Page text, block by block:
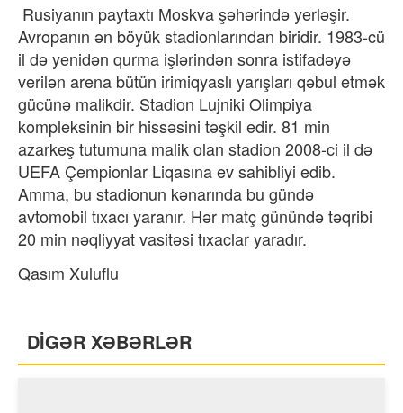
​ Rusiyanın paytaxtı Moskva şəhərində yerləşir.
Avropanın ən böyük stadionlarından biridir. 1983-cü
il də yenidən qurma işlərindən sonra istifadəyə
verilən arena bütün irimiqyaslı yarışları qəbul etmək
gücünə malikdir. Stadion Lujniki Olimpiya
kompleksinin bir hissəsini təşkil edir. 81 min
azarkeş tutumuna malik olan stadion 2008-ci il də
UEFA Çempionlar Liqasına ev sahibliyi edib.
Amma, bu stadionun kənarında bu gündə
avtomobil tıxacı yaranır. Hər matç günündə təqribi
20 min nəqliyyat vasitəsi tıxaclar yaradır.
Qasım Xuluflu
DİGƏR XƏBƏRLƏR